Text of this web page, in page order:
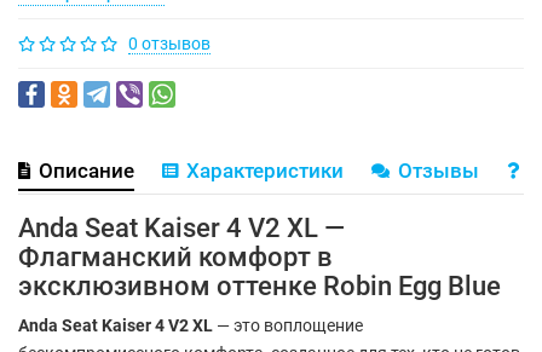
0 отзывов
Описание Характеристики Отзывы
Anda Seat Kaiser 4 V2 XL —
Флагманский комфорт в
эксклюзивном оттенке Robin Egg Blue
Anda Seat Kaiser 4 V2 XL — это воплощение